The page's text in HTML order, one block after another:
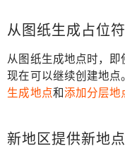
从图纸生成占位
从图纸生成地点时，
现在可以继续创建地
生成地点和添加分层地
新地区提供新地